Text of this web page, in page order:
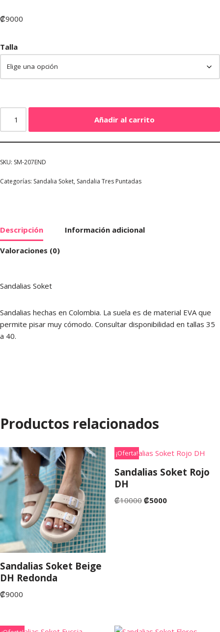
₡9000
Talla
Añadir al carrito
SKU: SM-207END
Categorías: Sandalia Soket, Sandalia Tres Puntadas
Descripción Información adicional
Valoraciones (0)
Sandalias Soket
Sandalias hechas en Colombia. La suela es de material EVA que
permite pisar muy cómodo. Consultar disponibilidad en tallas 35
a 40.
Productos relacionados
Sandalias Soket Beige
DH Redonda
₡9000
¡Oferta!
Sandalias Soket Rojo
DH
₡10000 ₡5000